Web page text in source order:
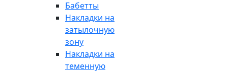
Бабетты
Накладки на
затылочную
зону
Накладки на
теменную